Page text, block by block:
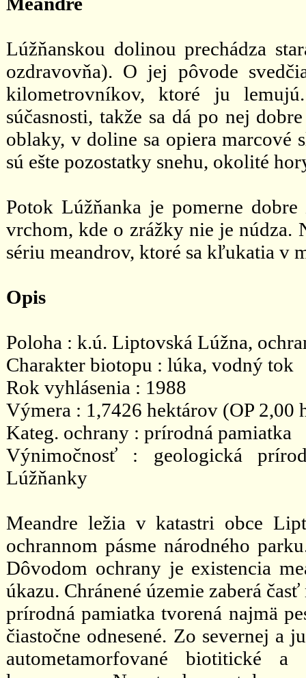
Lúžňanskou dolinou prechádza
ozdravovňa). O jej pôvode
kilometrovníkov, ktoré ju
súčasnosti, takže sa dá po nej
oblaky, v doline sa opiera
sú ešte pozostatky snehu, okolité
Potok Lúžňanka je pomerne
vrchom, kde o zrážky nie je núdza.
sériu meandrov, ktoré sa kľukatia v
Opis
Poloha : k.ú. Liptovská Lúžna,
Charakter biotopu : lúka, vodný tok
Rok vyhlásenia : 1988
Výmera : 1,7426 hektárov (OP 2,00
Kateg. ochrany : prírodná pamiatka
Výnimočnosť : geologická
Lúžňanky
Meandre ležia v katastri obce
ochrannom pásme národného
Dôvodom ochrany je existencia
úkazu. Chránené územie zaberá
prírodná pamiatka tvorená najmä
čiastočne odnesené. Zo severnej
autometamorfované biotitické